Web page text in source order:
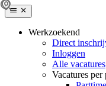
Werkzoekend
Direct
Inloggen
Alle vacatures
Vacatures per